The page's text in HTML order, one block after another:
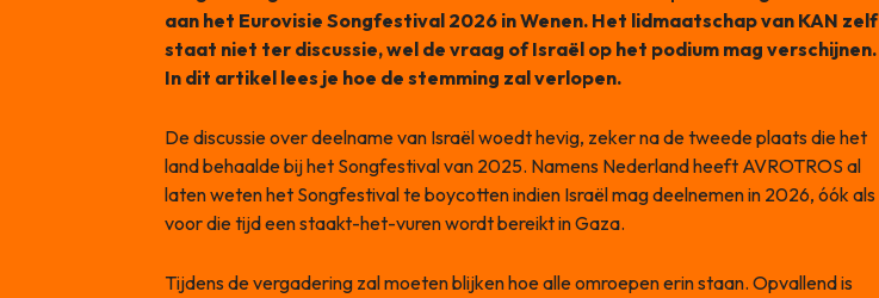
aan het Eurovisie Songfestival 2026 in Wenen. Het lidmaatschap van KAN zelf
staat niet ter discussie, wel de vraag of Israël op het podium mag verschijnen.
In dit artikel lees je hoe de stemming zal verlopen.
De discussie over deelname van Israël woedt hevig, zeker na de tweede plaats die het
land behaalde bij het Songfestival van 2025. Namens Nederland heeft AVROTROS al
laten weten het Songfestival te boycotten indien Israël mag deelnemen in 2026, óók als
voor die tijd een staakt-het-vuren wordt bereikt in Gaza.
Tijdens de vergadering zal moeten blijken hoe alle omroepen erin staan. Opvallend is